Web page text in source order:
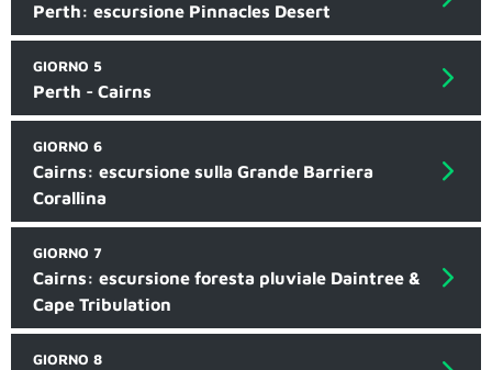
Perth: escursione Pinnacles Desert
GIORNO 5
Perth - Cairns
GIORNO 6
Cairns: escursione sulla Grande Barriera
Corallina
GIORNO 7
Cairns: escursione foresta pluviale Daintree &
Cape Tribulation
GIORNO 8